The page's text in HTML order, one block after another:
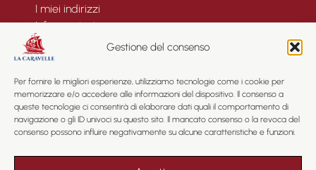
Gestione del consenso
Per fornire le migliori esperienze, utilizziamo tecnologie come i cookie per
memorizzare e/o accedere alle informazioni del dispositivo. Il consenso a
queste tecnologie ci consentirà di elaborare dati quali il comportamento di
navigazione o gli ID univoci su questo sito. Il mancato consenso o la revoca del
consenso possono influire negativamente su alcune caratteristiche e funzioni.
I miei indirizzi
Informazioni
Informazioni
Informazioni legali
Privacy